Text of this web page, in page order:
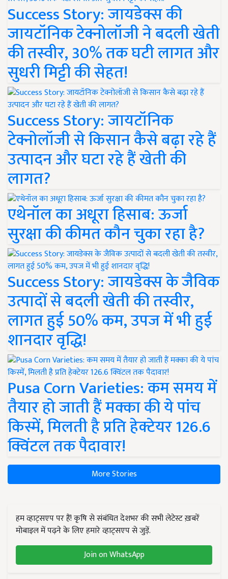
Success Story: जायडेक्स की
जायटॉनिक टेक्नोलॉजी ने बदली खेती
की तस्वीर, 30% तक घटी लागत और
सुधरी मिट्टी की सेहत!
Success Story: जायटॉनिक
टेक्नोलॉजी से किसान कैसे बढ़ा रहे हैं
उत्पादन और घटा रहे हैं खेती की
लागत?
एथेनॉल का अधूरा हिसाब: ऊर्जा
सुरक्षा की कीमत कौन चुका रहा है?
Success Story: जायडेक्स के जैविक
उत्पादों से बदली खेती की तस्वीर,
लागत हुई 50% कम, उपज में भी हुई
शानदार वृद्धि!
Pusa Corn Varieties: कम समय में
तैयार हो जाती हैं मक्का की ये पांच
किस्में, मिलती है प्रति हेक्टेयर 126.6
क्विंटल तक पैदावार!
More Stories
हम व्हाट्सएप पर हैं! कृषि से संबंधित देशभर की सभी लेटेस्ट ख़बरें
मोबाइल में पढ़ने के लिए हमारे व्हाट्सएप से जुड़ें.
Join on WhatsApp